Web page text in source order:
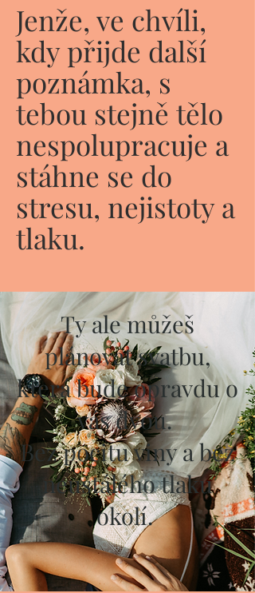
Jenže, ve chvíli,
kdy přijde další
poznámka, s
tebou stejně tělo
nespolupracuje a
stáhne se do
stresu, nejistoty a
tlaku.
Ty ale můžeš
plánovat svatbu,
která bude opravdu o
vás dvou.
Bez pocitu viny a bez
neustálého tlaku
okolí.